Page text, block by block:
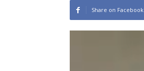
Share on Facebook